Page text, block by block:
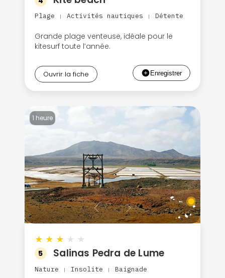
Plage | Activités nautiques | Détente
Grande plage venteuse, idéale pour le
kitesurf toute l’année.
Ouvrir la fiche
1 heure
★ ★ ★ ★ ★
5 Salinas Pedra de Lume
Nature | Insolite | Baignade